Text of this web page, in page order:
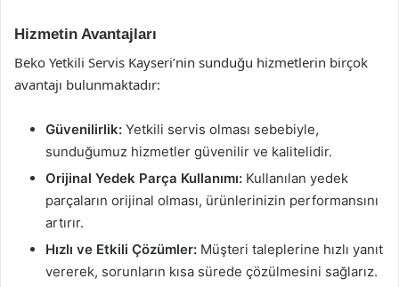
Hizmetin Avantajları
Beko Yetkili Servis Kayseri’nin sunduğu hizmetlerin birçok
avantajı bulunmaktadır:
Güvenilirlik: Yetkili servis olması sebebiyle,
sunduğumuz hizmetler güvenilir ve kalitelidir.
Orijinal Yedek Parça Kullanımı: Kullanılan yedek
parçaların orijinal olması, ürünlerinizin performansını
artırır.
Hızlı ve Etkili Çözümler: Müşteri taleplerine hızlı yanıt
vererek, sorunların kısa sürede çözülmesini sağlarız.